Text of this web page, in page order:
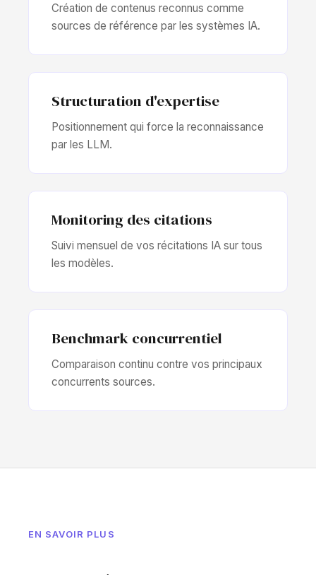
Création de contenus reconnus comme
sources de référence par les systèmes IA.
Structuration d'expertise
Positionnement qui force la reconnaissance
par les LLM.
Monitoring des citations
Suivi mensuel de vos récitations IA sur tous
les modèles.
Benchmark concurrentiel
Comparaison continu contre vos principaux
concurrents sources.
EN SAVOIR PLUS